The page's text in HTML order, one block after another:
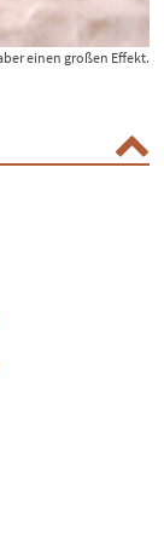
einen großen Effekt.